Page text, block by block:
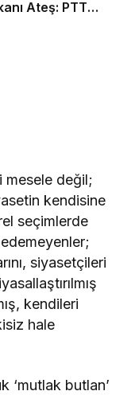
Ateş: PTT
mesele değil;
kendisine
seçimlerde
siyasetçileri
kendileri
hale
‘mutlak butlan’